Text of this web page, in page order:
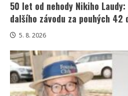
50 let od nehody Nikiho
dalšího závodu za pouhých 42
5. 8. 2026